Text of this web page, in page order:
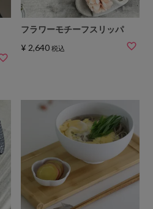
フラワーモチーフスリッパ
¥ 2,640 税込